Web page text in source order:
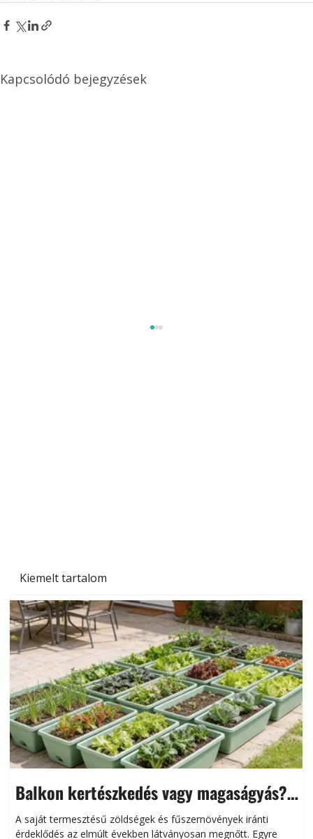
Kiemelt tartalom
Balkon kertészkedés vagy magaságyás?
Helytakarékos kertészkedés
A saját termesztésű zöldségek és fűszernövények iránti
érdeklődés az elmúlt években látványosan megnőtt. Egyre
Kapcsolódó bejegyzések